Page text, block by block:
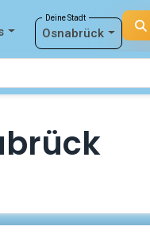
Deine Stadt
Osnabrück